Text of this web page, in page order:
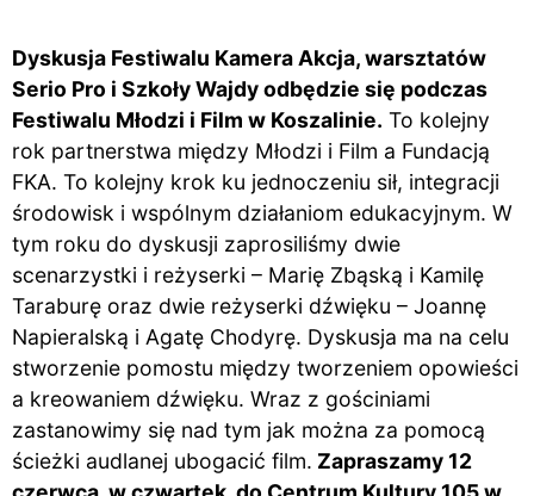
Dyskusja Festiwalu Kamera Akcja, warsztatów
Serio Pro i Szkoły Wajdy odbędzie się podczas
Festiwalu Młodzi i Film w Koszalinie. To kolejny
rok partnerstwa między Młodzi i Film a Fundacją
FKA. To kolejny krok ku jednoczeniu sił, integracji
środowisk i wspólnym działaniom edukacyjnym. W
tym roku do dyskusji zaprosiliśmy dwie
scenarzystki i reżyserki – Marię Zbąską i Kamilę
Taraburę oraz dwie reżyserki dźwięku – Joannę
Napieralską i Agatę Chodyrę. Dyskusja ma na celu
stworzenie pomostu między tworzeniem opowieści
a kreowaniem dźwięku. Wraz z gościniami
zastanowimy się nad tym jak można za pomocą
ścieżki audlanej ubogacić film. Zapraszamy 12